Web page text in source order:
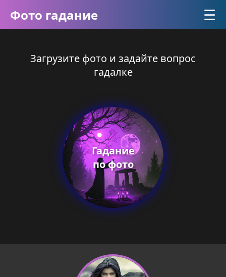
Фото гадание ☰
Загрузите фото и задайте вопрос
гадалке
Гадание
по фото